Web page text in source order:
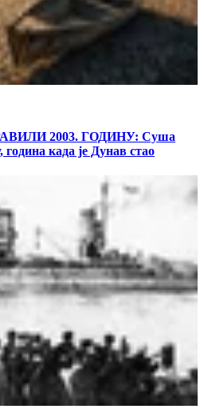
2003. ГОДИНУ: Суша
када је Дунав стао